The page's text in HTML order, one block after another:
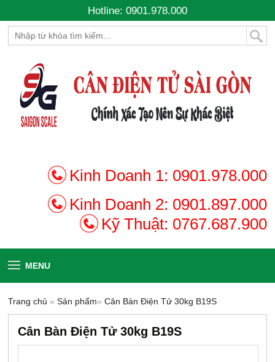
Hotline: 0901.978.000
Kinh Doanh 1: 0901.978.000
Kinh Doanh 2: 0901.897.000
Kỹ Thuật: 0767.687.900
MENU
Trang chủ »Sản phẩm»Cân Bàn Điện Tử 30kg B19S
Cân Bàn Điện Tử 30kg B19S